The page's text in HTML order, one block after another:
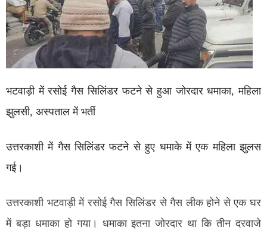
भटवाड़ी में रसोई गैस सिलिंडर फटने से हुआ जोरदार धमाका, महिला
झुलसी, अस्पताल में भर्ती
उत्तरकाशी में गैस सिलिंडर फटने से हुए धमाके में एक महिला झुलस
गई।
उत्तरकाशी भटवाड़ी में रसोई गैस सिलिंडर से गैस लीक होने से एक घर
में बड़ा धमाका हो गया। धमाका इतना जोरदार था कि तीन दरवाजे